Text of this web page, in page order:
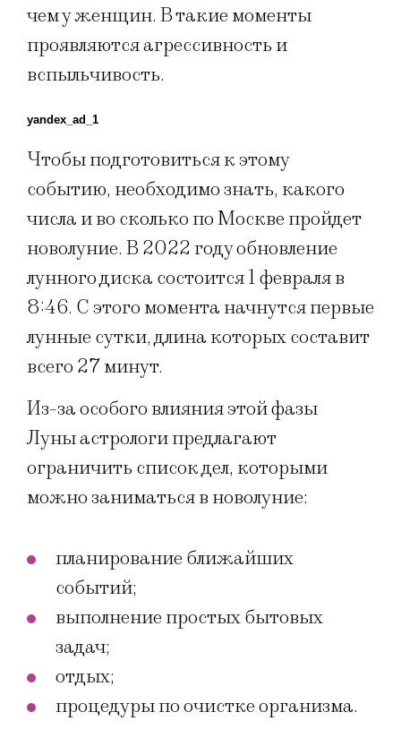
чем у женщин. В такие моменты
проявляются агрессивность и
вспыльчивость.
yandex_ad_1
Чтобы подготовиться к этому
событию, необходимо знать, какого
числа и во сколько по Москве пройдет
новолуние. В 2022 году обновление
лунного диска состоится 1 февраля в
8:46. С этого момента начнутся первые
лунные сутки, длина которых составит
всего 27 минут.
Из-за особого влияния этой фазы
Луны астрологи предлагают
ограничить список дел, которыми
можно заниматься в новолуние:
планирование ближайших
событий;
выполнение простых бытовых
задач;
отдых;
процедуры по очистке организма.